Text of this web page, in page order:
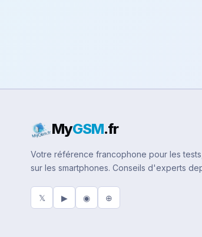
MyGSM.fr
Votre référence francophone pour les
sur les smartphones. Conseils d'experts
𝕏 ▶ ◉ ⊕